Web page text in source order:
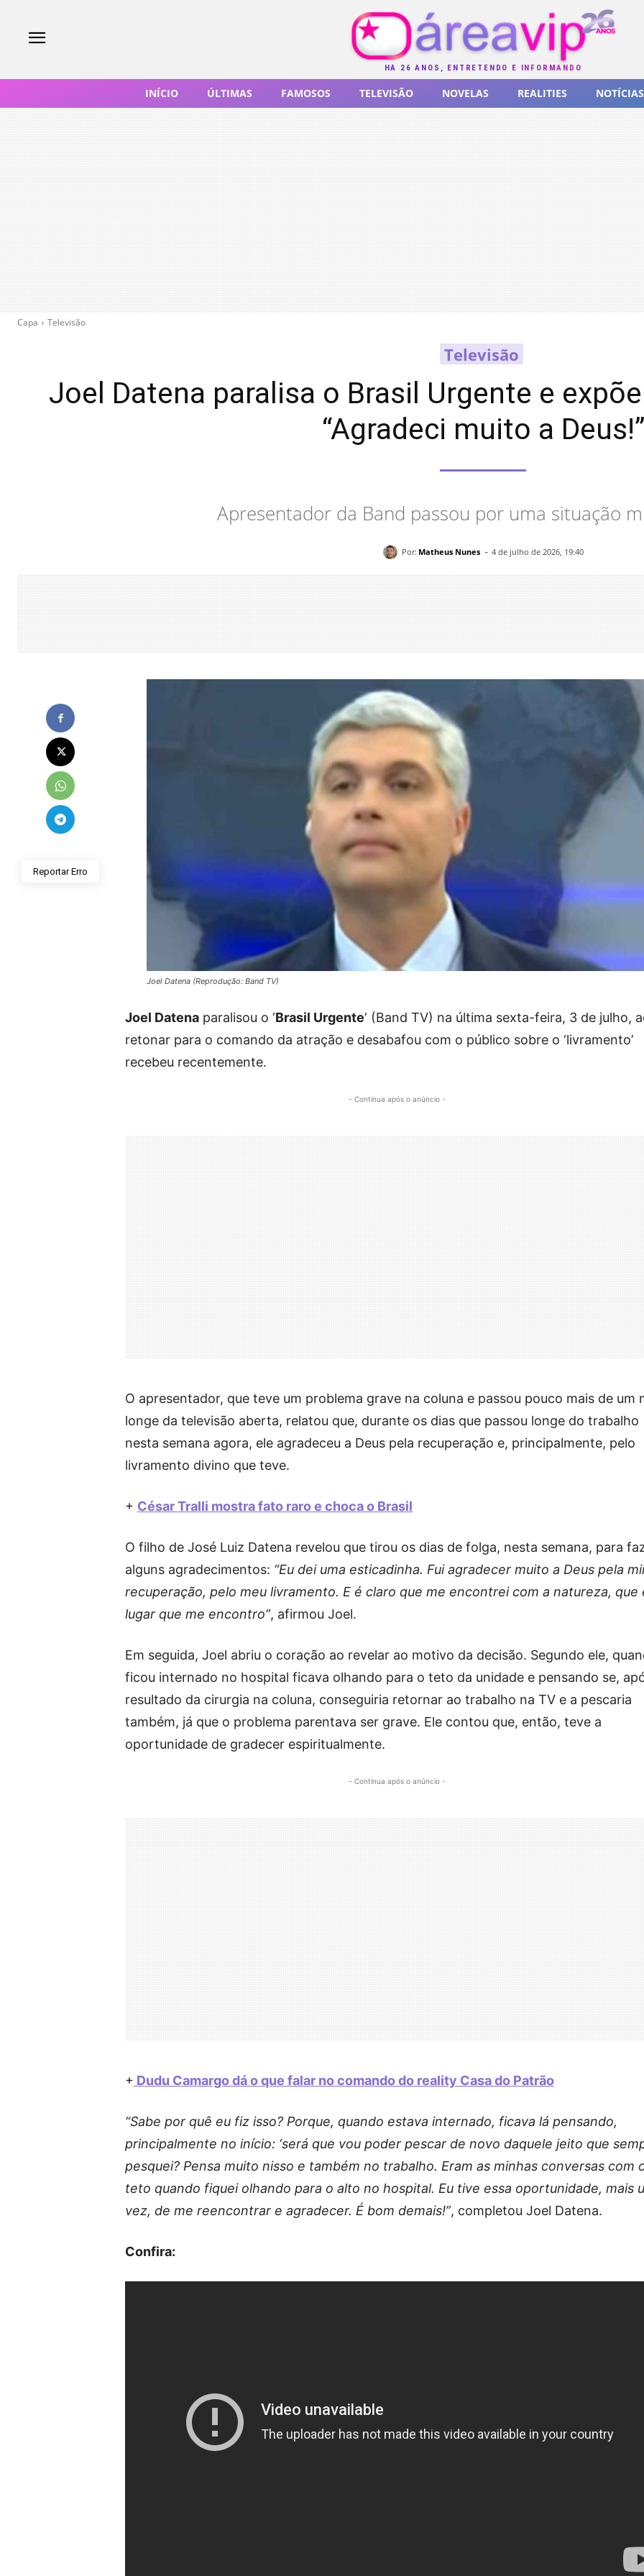
HÁ 26 ANOS, ENTRETENDO E INFORMANDO
INÍCIO ÚLTIMAS FAMOSOS TELEVISÃO NOVELAS REALITIES NOTÍCIAS
Capa Televisão
Televisão
Joel Datena paralisa o Brasil Urgente e
“Agradeci muito a Deus!”
Apresentador da Band passou por uma situação
Por: Matheus Nunes - 4 de julho de 2026, 19:40
Reportar Erro
Joel Datena (Reprodução: Band TV)
Joel Datena paralisou o ‘Brasil Urgente‘ (Band TV) na última sexta-feira, 3 de julho,
retonar para o comando da atração e desabafou com o público sobre o ‘livramento’
recebeu recentemente.
- Continua após o anúncio -
O apresentador, que teve um problema grave na coluna e passou pouco mais de um
longe da televisão aberta, relatou que, durante os dias que passou longe do trabalho
nesta semana agora, ele agradeceu a Deus pela recuperação e, principalmente, pelo
livramento divino que teve.
+ César Tralli mostra fato raro e choca o Brasil
O filho de José Luiz Datena revelou que tirou os dias de folga, nesta semana, para
alguns agradecimentos: “Eu dei uma esticadinha. Fui agradecer muito a Deus pela
recuperação, pelo meu livramento. E é claro que me encontrei com a natureza, que
lugar que me encontro”, afirmou Joel.
Em seguida, Joel abriu o coração ao revelar ao motivo da decisão. Segundo ele,
ficou internado no hospital ficava olhando para o teto da unidade e pensando se,
resultado da cirurgia na coluna, conseguiria retornar ao trabalho na TV e a pescaria
também, já que o problema parentava ser grave. Ele contou que, então, teve a
oportunidade de gradecer espiritualmente.
- Continua após o anúncio -
+ Dudu Camargo dá o que falar no comando do reality Casa do Patrão
“Sabe por quê eu fiz isso? Porque, quando estava internado, ficava lá pensando,
principalmente no início: ‘será que vou poder pescar de novo daquele jeito que
pesquei? Pensa muito nisso e também no trabalho. Eram as minhas conversas com
teto quando fiquei olhando para o alto no hospital. Eu tive essa oportunidade, mais
vez, de me reencontrar e agradecer. É bom demais!”, completou Joel Datena.
Confira: